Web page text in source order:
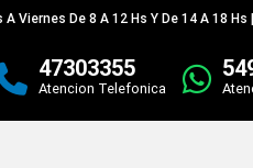
Viernes De 8 A 12 Hs Y De 14 A 18 Hs
47303355
Atencion Telefonica